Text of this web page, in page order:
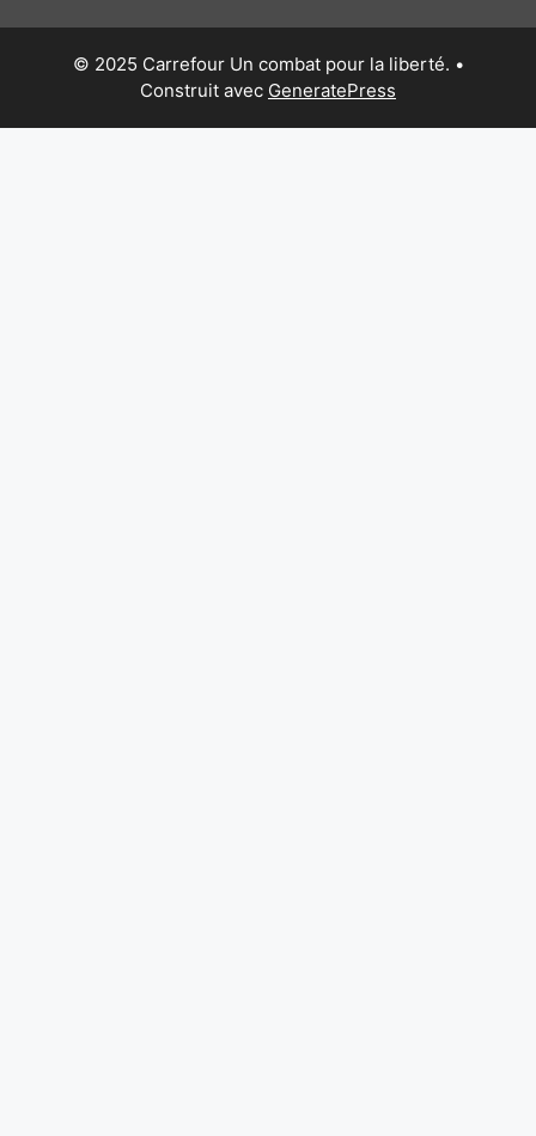
© 2025 Carrefour Un combat pour la liberté. •
Construit avec GeneratePress